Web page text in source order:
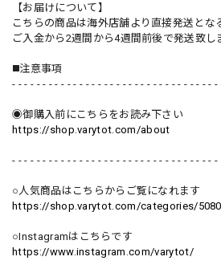
【お届けについて】
こちらの商品は海外店舗より直接発送とな
ご入金から2週間から4週間前後で発送致し
◼️注意事項
- - - - - - - - - - - - - - - - - - - - - - - - - - - - - - - - -
◉御購入前にこちらをお読み下さい
https://shop.varytot.com/about
- - - - - - - - - - - - - - - - - - - - - - - - - - - - - - - - -
○人気商品はこちらからご覧になれます
https://shop.varytot.com/categories/
○Instagramはこちらです
https://www.instagram.com/varytot/